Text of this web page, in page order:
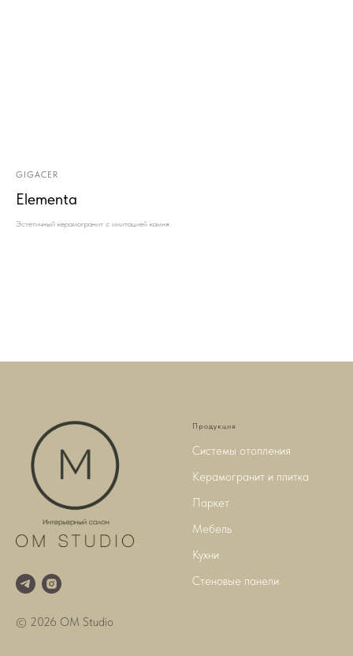
GIGACER
Elementa
Эстетичный керамогранит с имитацией камня.
© 2026 OM Studio
Продукция
Системы отопления
Керамогранит и плитка
Паркет
Мебель
Кухни
Стеновые панели